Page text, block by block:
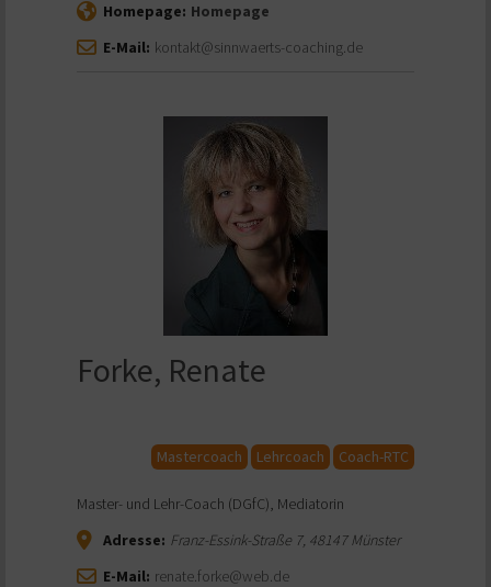
Homepage: Homepage
E-Mail: kontakt@sinnwaerts-coaching.de
Forke, Renate
Mastercoach Lehrcoach Coach-RTC
Master- und Lehr-Coach (DGfC), Mediatorin
Adresse: Franz-Essink-Straße 7, 48147Münster
E-Mail: renate.forke@web.de